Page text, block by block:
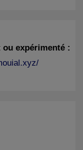
expérimenté :